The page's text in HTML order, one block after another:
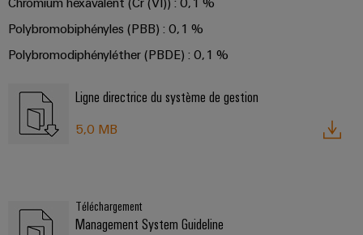
de
raccordement
pour
maritime
énergie
production
Outils
d'ingénierie
et
de
visualisation
Weidmüller
IA
Polybromobiphényles (PBB) : 0,1 %
Polybromodiphényléther (PBDE) : 0,1 %
Ligne directrice du système de gestion
5,0 MB
Téléchargement
Management System Guideline